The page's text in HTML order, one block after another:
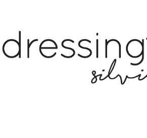
navegación
principal
principal